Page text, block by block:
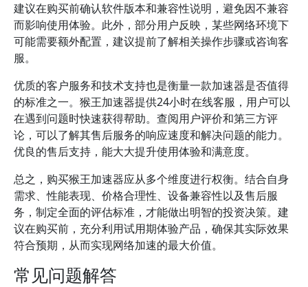
建议在购买前确认软件版本和兼容性说明，避免因不兼容
而影响使用体验。此外，部分用户反映，某些网络环境下
可能需要额外配置，建议提前了解相关操作步骤或咨询客
服。
优质的客户服务和技术支持也是衡量一款加速器是否值得
的标准之一。猴王加速器提供24小时在线客服，用户可以
在遇到问题时快速获得帮助。查阅用户评价和第三方评
论，可以了解其售后服务的响应速度和解决问题的能力。
优良的售后支持，能大大提升使用体验和满意度。
总之，购买猴王加速器应从多个维度进行权衡。结合自身
需求、性能表现、价格合理性、设备兼容性以及售后服
务，制定全面的评估标准，才能做出明智的投资决策。建
议在购买前，充分利用试用期体验产品，确保其实际效果
符合预期，从而实现网络加速的最大价值。
常见问题解答